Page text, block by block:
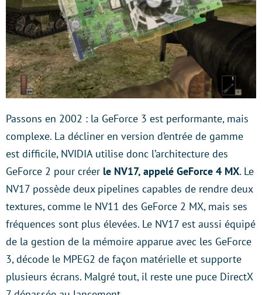
Passons en 2002 : la GeForce 3 est performante, mais
complexe. La décliner en version d’entrée de gamme
est difficile, NVIDIA utilise donc l’architecture des
GeForce 2 pour créer le NV17, appelé GeForce 4 MX. Le
NV17 possède deux pipelines capables de rendre deux
textures, comme le NV11 des GeForce 2 MX, mais ses
fréquences sont plus élevées. Le NV17 est aussi équipé
de la gestion de la mémoire apparue avec les GeForce
3, décode le MPEG2 de façon matérielle et supporte
plusieurs écrans. Malgré tout, il reste une puce DirectX